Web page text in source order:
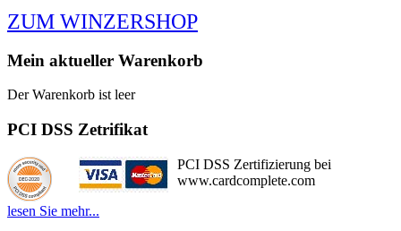
ZUM WINZERSHOP
Mein aktueller Warenkorb
Der Warenkorb ist leer
PCI DSS Zetrifikat
PCI DSS Zertifizierung bei
www.cardcomplete.com
lesen Sie mehr...